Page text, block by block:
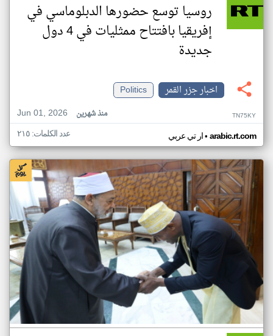
روسيا توسع حضورها الدبلوماسي في
إفريقيا بافتتاح ممثليات في 4 دول
جديدة
اخبار جزر القمر
Politics
Jun 01, 2026
منذ شهرين TN75KY
ار تي عربي• arabic.rt.com عدد الكلمات: ٢١٥